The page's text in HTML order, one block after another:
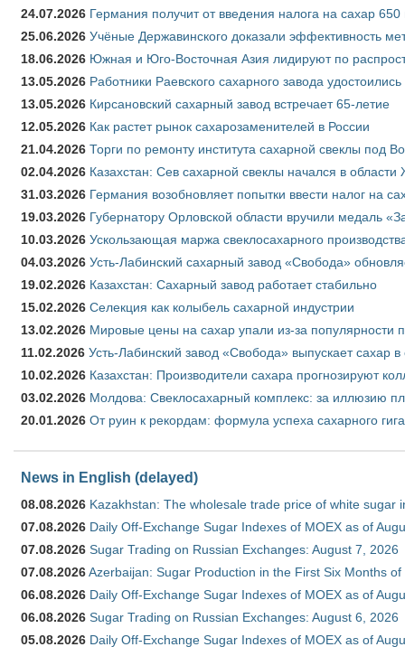
24.07.2026 Германия получит от введения налога на сахар
25.06.2026 Учёные Державинского доказали эффективность
18.06.2026 Южная и Юго-Восточная Азия лидируют по
13.05.2026 Работники Раевского сахарного завода удостоились
13.05.2026 Кирсановский сахарный завод встречает 65-летие
12.05.2026 Как растет рынок сахарозаменителей в России
21.04.2026 Торги по ремонту института сахарной свеклы под
02.04.2026 Казахстан: Сев сахарной свеклы начался в области
31.03.2026 Германия возобновляет попытки ввести налог на
19.03.2026 Губернатору Орловской области вручили медаль
10.03.2026 Ускользающая маржа свеклосахарного
04.03.2026 Усть-Лабинский сахарный завод «Свобода»
19.02.2026 Казахстан: Сахарный завод работает стабильно
15.02.2026 Селекция как колыбель сахарной индустрии
13.02.2026 Мировые цены на сахар упали из-за популярности
11.02.2026 Усть-Лабинский завод «Свобода» выпускает сахар в
10.02.2026 Казахстан: Производители сахара прогнозируют
03.02.2026 Молдова: Свеклосахарный комплекс: за иллюзию
20.01.2026 От руин к рекордам: формула успеха сахарного
News in English (delayed)
08.08.2026 Kazakhstan: The wholesale trade price of white sugar
07.08.2026 Daily Off-Exchange Sugar Indexes of MOEX as of
07.08.2026 Sugar Trading on Russian Exchanges: August 7, 2026
07.08.2026Azerbaijan: Sugar Production in the First Six Months of
06.08.2026 Daily Off-Exchange Sugar Indexes of MOEX as of
06.08.2026 Sugar Trading on Russian Exchanges: August 6, 2026
05.08.2026 Daily Off-Exchange Sugar Indexes of MOEX as of